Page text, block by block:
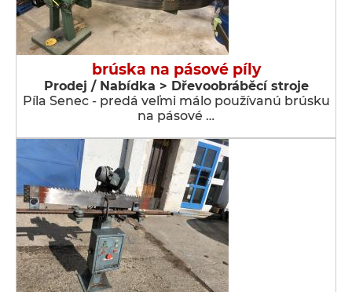
brúska na pásové píly
Prodej / Nabídka > Dřevoobráběcí stroje
Píla Senec - predá veľmi málo používanú brúsku
na pásové …